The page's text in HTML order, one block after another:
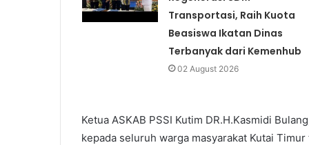
Transportasi, Raih Kuota
Beasiswa Ikatan Dinas
Terbanyak dari Kemenhub
02 August 2026
Ketua ASKAB PSSI Kutim DR.H.Kasmidi
kepada seluruh warga masyarakat Kutai